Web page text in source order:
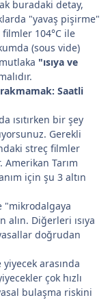
buradaki detay,
"yavaş pişirme"
104°C ile
(sous vide)
"ısıya ve
Saatli
ısıtırken bir şey
Gerekli
streç filmler
Amerikan Tarım
için şu 3 altın
"mikrodalgaya
Diğerleri ısıya
doğrudan
yiyecek arasında
çok hızlı
bulaşma riskini